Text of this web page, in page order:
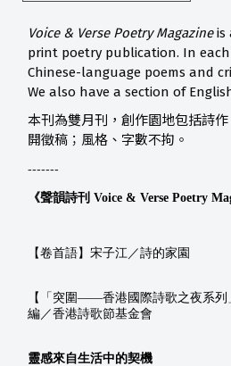
Voice & Verse Poetry Magazineis
print poetry publication. In
Chinese-language poems and
We also have a section of
本刊為雙月刊，創作園地包括詩
開徵稿；風格、字數不拘。
-------
《聲韻詩刊 Voice & Verse Poetry
【卷首語】宋子江／詩的家園
【「突圍——香港國際詩歌之夜系列
編／香港詩歌節基金會
靈感來自生活中的契機